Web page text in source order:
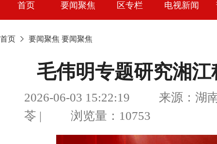
首页 要闻聚焦 区专栏 电视新闻
首页 要闻聚焦 要闻聚焦
毛伟明专题研究湘
2026-06-03 15:22:19 来源：湖南
苓 | 浏览量：10753